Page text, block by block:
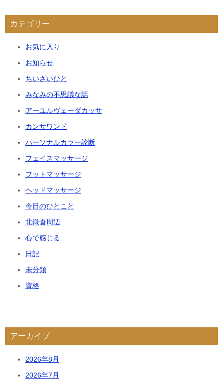
カテゴリー
お気に入り
お知らせ
ちいさいひと
みなみの不思議な話
アーユルヴェーダカッサ
カンサワンド
パーソナルカラー診断
フェイスマッサージ
フットマッサージ
ヘッドマッサージ
今日のひとこと
北鎌倉周辺
心で感じる
日記
未分類
資格
アーカイブ
2026年8月
2026年7月